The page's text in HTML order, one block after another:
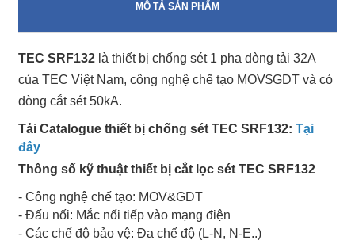
MÔ TẢ SẢN PHẨM
TEC SRF132 là thiết bị chống sét 1 pha dòng tải 32A
của TEC Việt Nam, công nghệ chế tạo MOV$GDT và có
dòng cắt sét 50kA.
Tải Catalogue thiết bị chống sét TEC SRF132: Tại
đây
Thông số kỹ thuật thiết bị cắt lọc sét TEC SRF132
- Công nghệ chế tạo: MOV&GDT
- Đấu nối: Mắc nối tiếp vào mạng điện
- Các chế độ bảo vệ: Đa chế độ (L-N, N-E..)